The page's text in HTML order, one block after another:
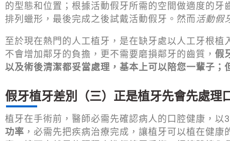
的型態和位置；根據活動假牙所需的空間做適度的
排列蠟形，最後完成之後試戴活動假牙。然而活動假
至於現在熱門的人工植牙，是在缺牙處以人工牙根
不會增加鄰牙的負擔，更不需要磨損鄰牙的齒質， 假
以及術後清潔都妥當處理，基本上可以陪您一輩子；
假牙植牙差別（三）正是植牙先會先處理
植牙在手術前，醫師必需先確認病人的口腔健康，以
功率 ，必需先把疾病治療完成，讓植牙可以植在健